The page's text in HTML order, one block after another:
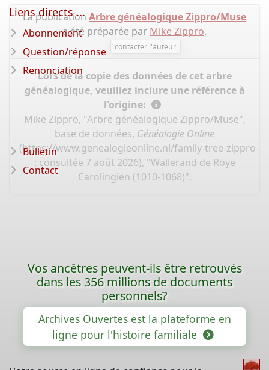
La publication Arbre généalogique Zippro/Muse
a été préparée par Mike Zippro.
contacter l'auteur
Lors de la copie des données de cet arbre
généalogique, veuillez inclure une référence à
l'origine:
Mike Zippro, "Arbre généalogique Zippro/Muse",
base de données, Généalogie Online
(https://www.genealogieonline.nl/family-tree-zippro-
: consultée 7 août 2026), "Wallerand de Roye
Carolingien (1010-1068)".
Liens directs ...
Abonnement
Question/réponse
Renonciation
Bulletin
Contact
Vos ancêtres peuvent-ils être retrouvés
dans les 356 millions de documents
personnels?
Archives Ouvertes est la plateforme en
ligne pour l'histoire familiale